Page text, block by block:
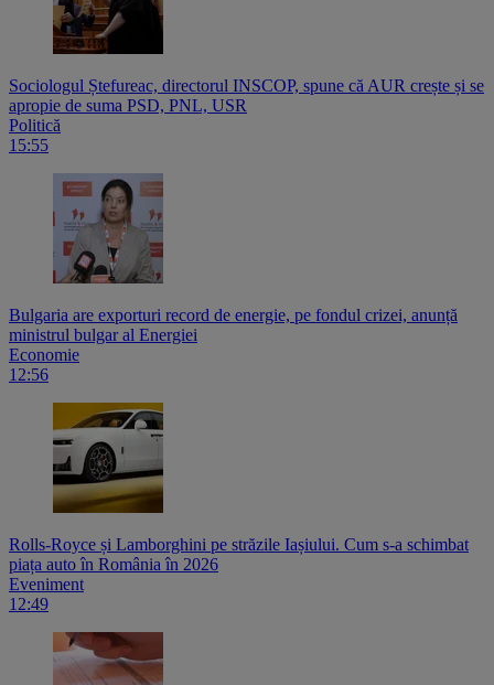
Sociologul Ștefureac, directorul INSCOP, spune că AUR crește și se
apropie de suma PSD, PNL, USR
Politică
15:55
Bulgaria are exporturi record de energie, pe fondul crizei, anunță
ministrul bulgar al Energiei
Economie
12:56
Rolls-Royce și Lamborghini pe străzile Iașiului. Cum s-a schimbat
piața auto în România în 2026
Eveniment
12:49